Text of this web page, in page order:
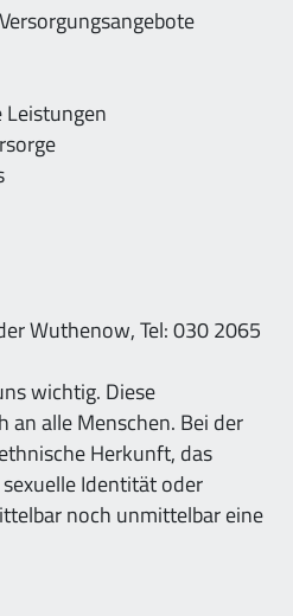
Wuthenow, Tel: 030 2065
wichtig. Diese
an alle Menschen. Bei der
Herkunft, das
Identität oder
noch unmittelbar eine